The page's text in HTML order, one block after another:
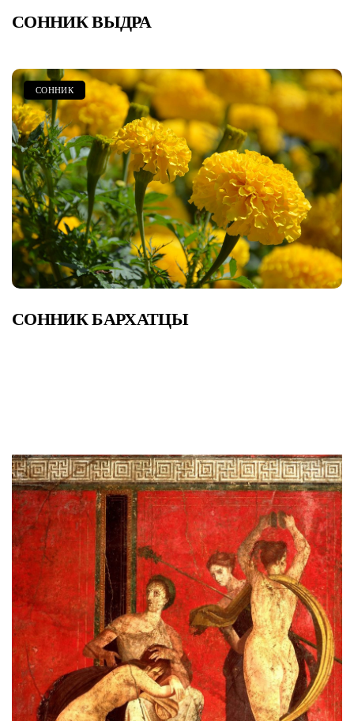
СОННИК ВЫДРА
СОННИК
СОННИК БАРХАТЦЫ